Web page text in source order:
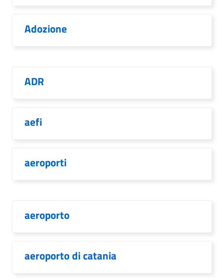
Adozione
ADR
aefi
aeroporti
aeroporto
aeroporto di catania